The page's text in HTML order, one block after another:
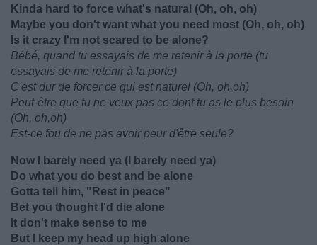
Kinda hard to force what's natural (Oh, oh, oh)
Maybe you don't want what you need most (Oh, oh, oh)
Is it crazy I'm not scared to be alone?
Bébé, quand tu essayais de me retenir à la porte (tu
essayais de me retenir à la porte)
C'est dur de forcer ce qui est naturel (Oh, oh,oh)
Peut-être que tu ne veux pas ce dont tu as le plus besoin
(Oh, oh,oh)
Est-ce fou de ne pas avoir peur d'être seule?
Now I barely need ya (I barely need ya)
Do what you do best and be alone
Gotta tell him, "Rest in peace"
Bet you thought I'd die alone
It don't make sense to me
But I keep my head up high alone